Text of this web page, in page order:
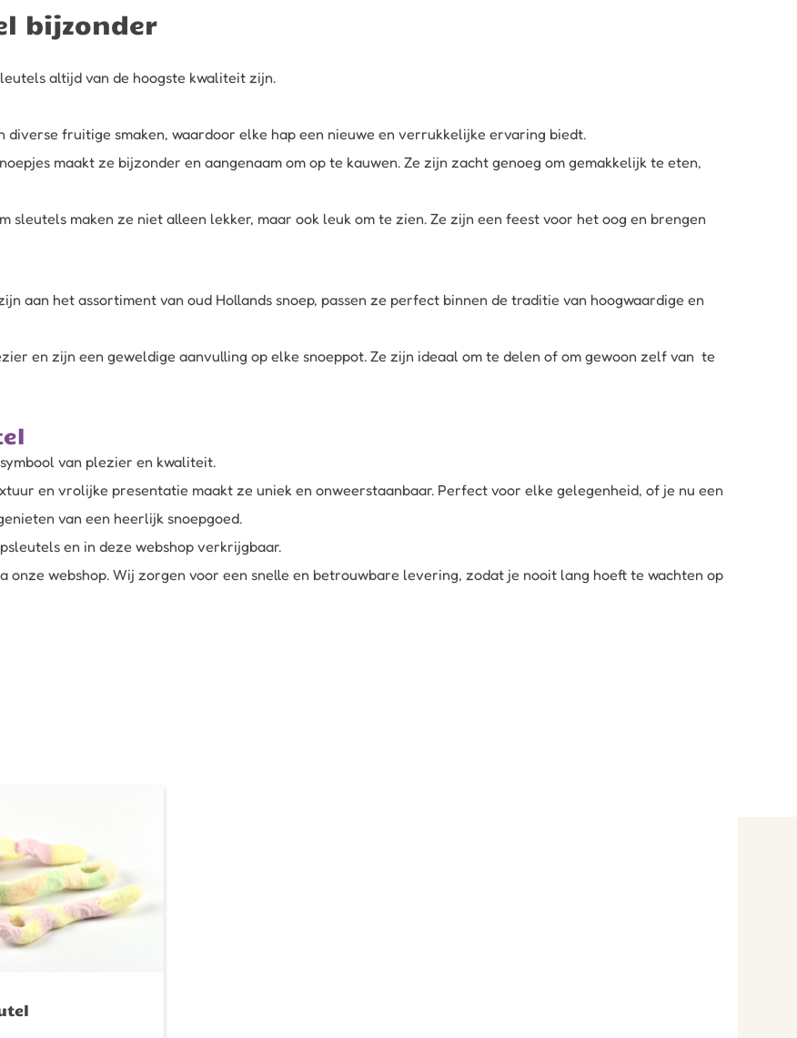
bijzonder
altijd van de hoogste kwaliteit zijn.
fruitige smaken, waardoor elke hap een nieuwe en verrukkelijke ervaring biedt.
maakt ze bijzonder en aangenaam om op te kauwen. Ze zijn zacht genoeg om gemakkelijk te eten,
maken ze niet alleen lekker, maar ook leuk om te zien. Ze zijn een feest voor het oog en brengen
aan het assortiment van oud Hollands snoep, passen ze perfect binnen de traditie van hoogwaardige en
en zijn een geweldige aanvulling op elke snoeppot. Ze zijn ideaal om te delen of om gewoon zelf van te
van plezier en kwaliteit.
en vrolijke presentatie maakt ze uniek en onweerstaanbaar. Perfect voor elke gelegenheid, of je nu een
van een heerlijk snoepgoed.
en in deze webshop verkrijgbaar.
onze webshop. Wij zorgen voor een snelle en betrouwbare levering, zodat je nooit lang hoeft te wachten op